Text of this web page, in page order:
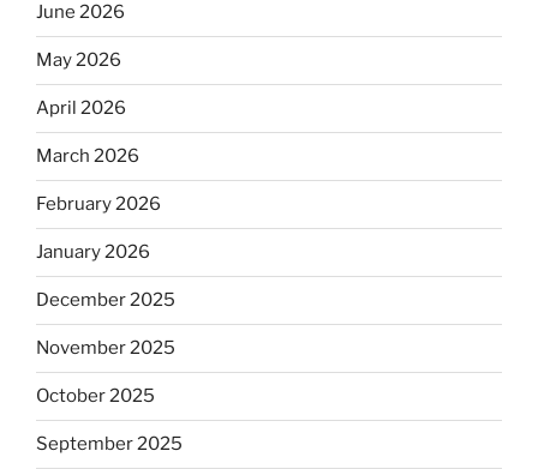
June 2026
May 2026
April 2026
March 2026
February 2026
January 2026
December 2025
November 2025
October 2025
September 2025